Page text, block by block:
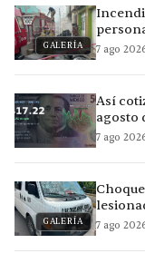
GALERÍA 7 ago
Así
agosto
7 ago
GALERÍA 7 ago